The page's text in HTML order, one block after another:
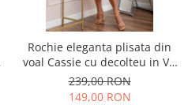
Rochie eleganta plisata din
voal Cassie cu decolteu in V -
Albastru regal
239,00 RON
149,00 RON